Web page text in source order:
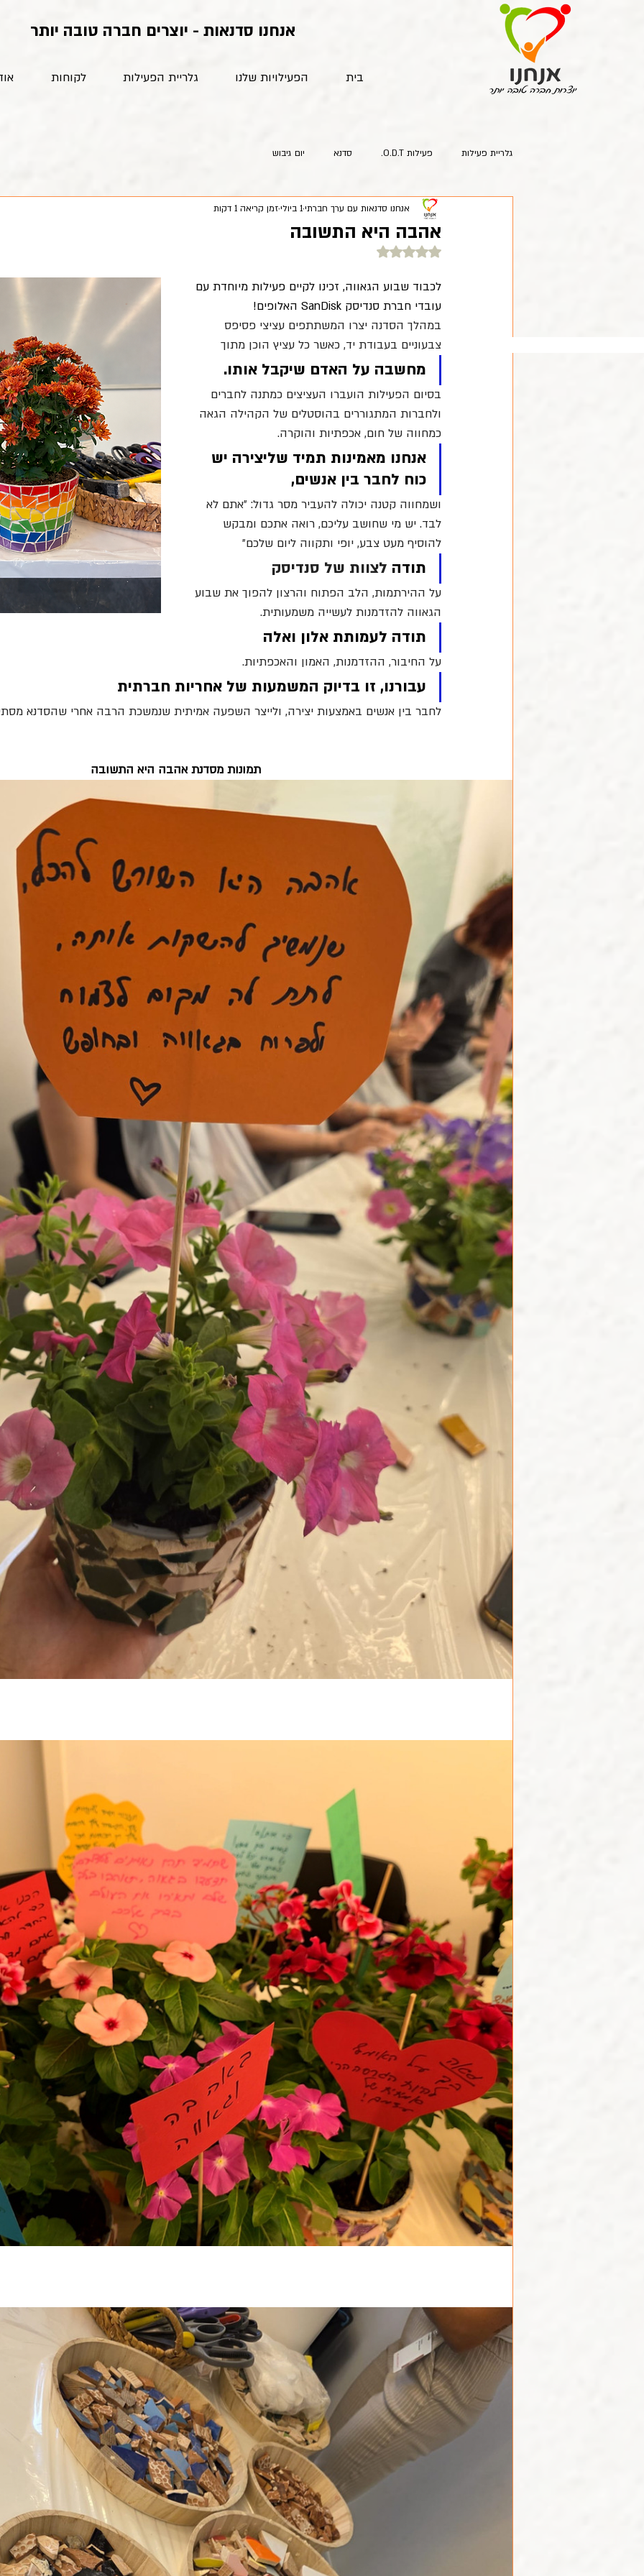
אנחנו סדנאות - יוצרים חברה טובה יותר
בית הפעילויות שלנו גלריית הפעילות לקוחות
גלריית פעילות פעילות O.D.T. סדנא יום גיבוש
אהבה היא התשובה
אנחנו סדנאות עם ערך חברתי1 ביולי זמן קריאה 1 דקות
דירוג של NaN מתוך 5 כוכבים
לכבוד שבוע הגאווה, זכינו לקיים פעילות מיוחדת עם
עובדי חברת סנדיסק SanDisk האלופים!
במהלך הסדנה יצרו המשתתפים עציצי פסיפס
צבעוניים בעבודת יד, כאשר כל עציץ הוכן מתוך
מחשבה על האדם שיקבל אותו.
בסיום הפעילות הועברו העציצים כמתנה לחברים
ולחברות המתגוררים בהוסטלים של הקהילה הגאה
כמחווה של חום, אכפתיות והוקרה.
אנחנו מאמינות תמיד שליצירה יש
כוח לחבר בין אנשים,
ושמחווה קטנה יכולה להעביר מסר גדול: ״אתם לא
לבד. יש מי שחושב עליכם, רואה אתכם ומבקש
להוסיף מעט צבע, יופי ותקווה ליום שלכם״
תודה לצוות של סנדיסק
על ההירתמות, הלב הפתוח והרצון להפוך את שבוע
הגאווה להזדמנות לעשייה משמעותית.
תודה לעמותת אלון ואלה
על החיבור, ההזדמנות, האמון והאכפתיות.
עבורנו, זו בדיוק המשמעות של אחריות חברתית
לחבר בין אנשים באמצעות יצירה, ולייצר השפעה אמיתית שנמשכת הרבה אחרי שהסדנא
תמונות מסדנת אהבה היא התשובה